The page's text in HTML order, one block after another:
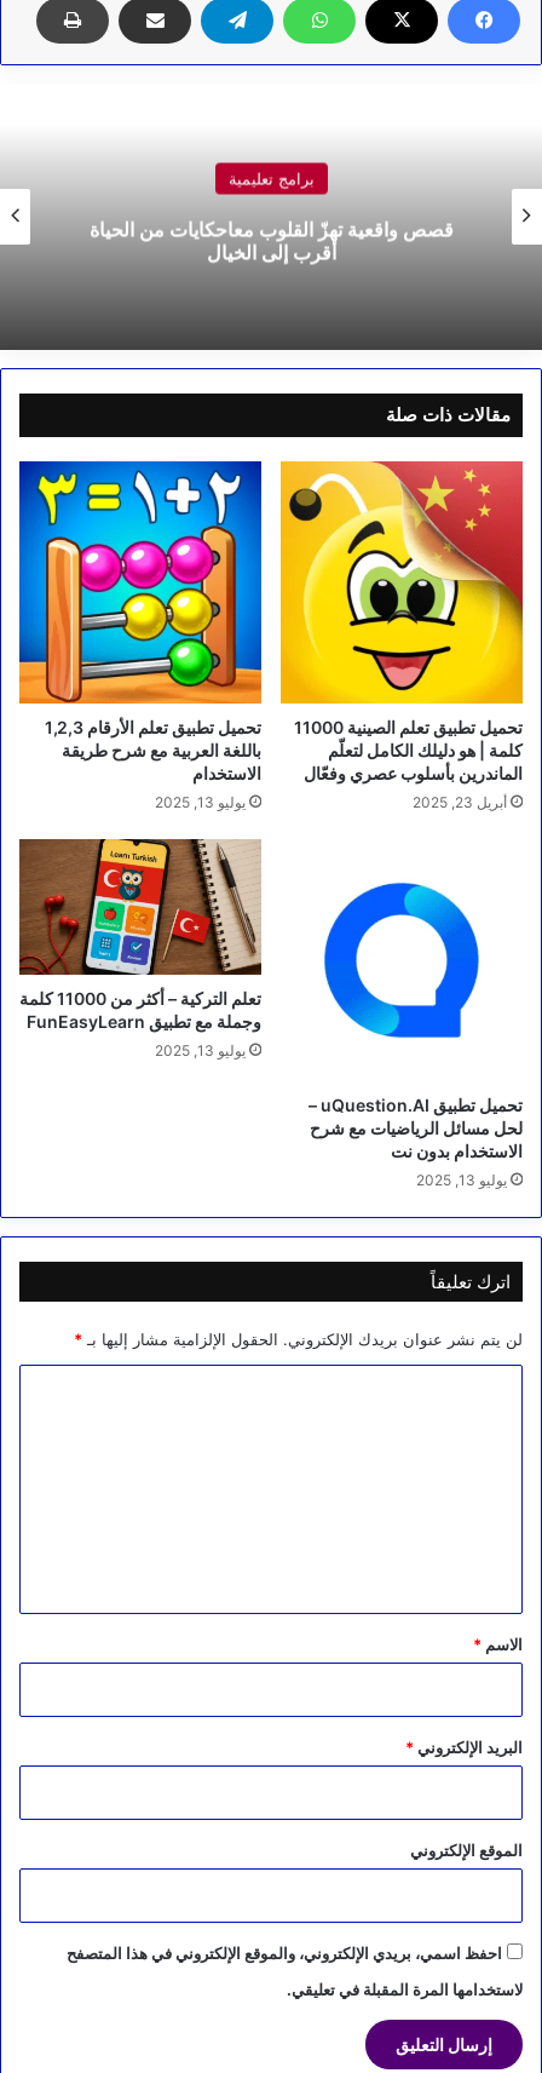
برامج تعليمية
قصص واقعية تهزّ القلوب معاحكايات من الحياة
أقرب إلى الخيال
مقالات ذات صلة
تحميل تطبيق تعلم الصينية 11000
كلمة | هو دليلك الكامل لتعلّم
الماندرين بأسلوب عصري وفعّال
أبريل 23, 2025
تحميل تطبيق تعلم الأرقام 1,2,3
باللغة العربية مع شرح طريقة
الاستخدام
يوليو 13, 2025
تحميل تطبيق uQuestion.AI –
لحل مسائل الرياضيات مع شرح
الاستخدام بدون نت
يوليو 13, 2025
تعلم التركية – أكثر من 11000 كلمة
وجملة مع تطبيق FunEasyLearn
يوليو 13, 2025
اترك تعليقاً
لن يتم نشر عنوان بريدك الإلكتروني. الحقول الإلزامية مشار إليها بـ *
*
الاسم *
البريد الإلكتروني*
الموقع الإلكتروني
احفظ اسمي، بريدي الإلكتروني، والموقع الإلكتروني في هذا المتصفح
لاستخدامها المرة المقبلة في تعليقي.